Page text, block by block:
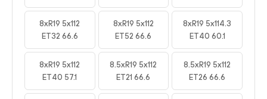
8xR19 5x112
ET32 66.6
8xR19 5x112
ET52 66.6
8xR19 5x114.3
ET40 60.1
8xR19 5x112
ET40 57.1
8.5xR19 5x112
ET21 66.6
8.5xR19 5x112
ET26 66.6